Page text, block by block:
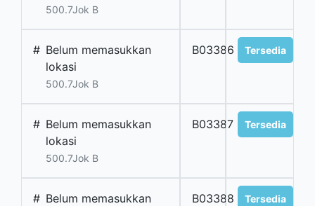
500.7Jok B
# Belum memasukkan
lokasi
500.7Jok B
B03386 Tersedia
# Belum memasukkan
lokasi
500.7Jok B
B03387 Tersedia
# Belum memasukkan
B03388 Tersedia